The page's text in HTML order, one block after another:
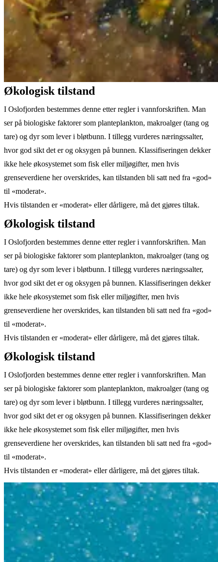
Økologisk tilstand
I Oslofjorden bestemmes denne etter regler i vannforskriften. Man
ser på biologiske faktorer som planteplankton, makroalger (tang og
tare) og dyr som lever i bløtbunn. I tillegg vurderes næringssalter,
hvor god sikt det er og oksygen på bunnen. Klassifiseringen dekker
ikke hele økosystemet som fisk eller miljøgifter, men hvis
grenseverdiene her overskrides, kan tilstanden bli satt ned fra «god»
til «moderat».
Hvis tilstanden er «moderat» eller dårligere, må det gjøres tiltak.
Økologisk tilstand
I Oslofjorden bestemmes denne etter regler i vannforskriften. Man
ser på biologiske faktorer som planteplankton, makroalger (tang og
tare) og dyr som lever i bløtbunn. I tillegg vurderes næringssalter,
hvor god sikt det er og oksygen på bunnen. Klassifiseringen dekker
ikke hele økosystemet som fisk eller miljøgifter, men hvis
grenseverdiene her overskrides, kan tilstanden bli satt ned fra «god»
til «moderat».
Hvis tilstanden er «moderat» eller dårligere, må det gjøres tiltak.
Økologisk tilstand
I Oslofjorden bestemmes denne etter regler i vannforskriften. Man
ser på biologiske faktorer som planteplankton, makroalger (tang og
tare) og dyr som lever i bløtbunn. I tillegg vurderes næringssalter,
hvor god sikt det er og oksygen på bunnen. Klassifiseringen dekker
ikke hele økosystemet som fisk eller miljøgifter, men hvis
grenseverdiene her overskrides, kan tilstanden bli satt ned fra «god»
til «moderat».
Hvis tilstanden er «moderat» eller dårligere, må det gjøres tiltak.